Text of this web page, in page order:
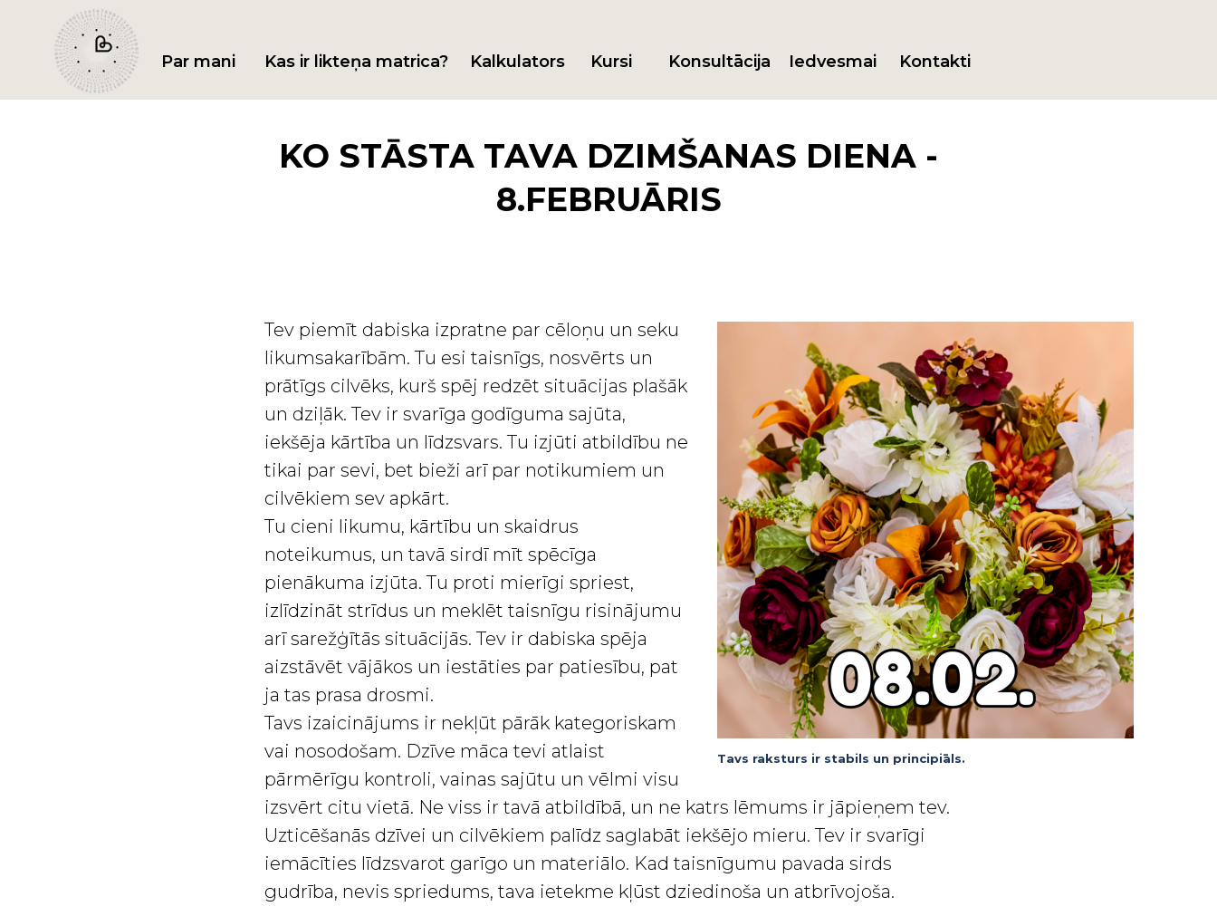
Par mani Kas ir likteņa matrica? Kalkulators Konsultācija Iedvesmai Kontakti
Kursi
KO STĀSTA TAVA DZIMŠANAS DIENA -
8.FEBRUĀRIS
Tavs raksturs ir stabils un principiāls.
Tev piemīt dabiska izpratne par cēloņu un seku
likumsakarībām. Tu esi taisnīgs, nosvērts un
prātīgs cilvēks, kurš spēj redzēt situācijas plašāk
un dziļāk. Tev ir svarīga godīguma sajūta,
iekšēja kārtība un līdzsvars. Tu izjūti atbildību ne
tikai par sevi, bet bieži arī par notikumiem un
cilvēkiem sev apkārt.
Tu cieni likumu, kārtību un skaidrus
noteikumus, un tavā sirdī mīt spēcīga
pienākuma izjūta. Tu proti mierīgi spriest,
izlīdzināt strīdus un meklēt taisnīgu risinājumu
arī sarežģītās situācijās. Tev ir dabiska spēja
aizstāvēt vājākos un iestāties par patiesību, pat
ja tas prasa drosmi.
Tavs izaicinājums ir nekļūt pārāk kategoriskam
vai nosodošam. Dzīve māca tevi atlaist
pārmērīgu kontroli, vainas sajūtu un vēlmi visu
izsvērt citu vietā. Ne viss ir tavā atbildībā, un ne katrs lēmums ir jāpieņem tev.
Uzticēšanās dzīvei un cilvēkiem palīdz saglabāt iekšējo mieru. Tev ir svarīgi
iemācīties līdzsvarot garīgo un materiālo. Kad taisnīgumu pavada sirds
gudrība, nevis spriedums, tava ietekme kļūst dziedinoša un atbrīvojoša.